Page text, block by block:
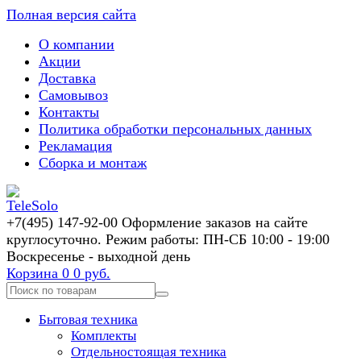
Полная версия сайта
О компании
Акции
Доставка
Самовывоз
Контакты
Политика обработки персональных данных
Рекламация
Сборка и монтаж
+7(495) 147-92-00 Оформление заказов на сайте
круглосуточно. Режим работы: ПН-СБ 10:00 - 19:00
Воскресенье - выходной день
Корзина 0 0 руб.
Бытовая техника
Комплекты
Отдельностоящая техника